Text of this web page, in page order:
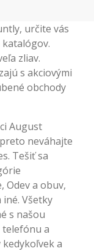
určite vás
zliav.
s akciovými
obchody
August
neváhajte
Tešiť sa
Odev a obuv,
Všetky
s našou
telefónu a
a